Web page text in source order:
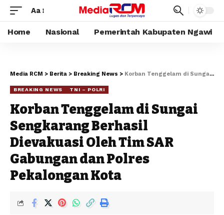
Aa
Home Nasional Pemerintah Kabupaten Ngawi
Media RCM > Berita > Breaking News > Korban Tenggelam di Sungai Sengkarang Berhasil Dievakuasi Oleh Tim SAR Gabungan dan Polres Pekalongan Kota
BREAKING NEWS TNI – POLRI
Korban Tenggelam di Sungai
Sengkarang Berhasil
Dievakuasi Oleh Tim SAR
Gabungan dan Polres
Pekalongan Kota